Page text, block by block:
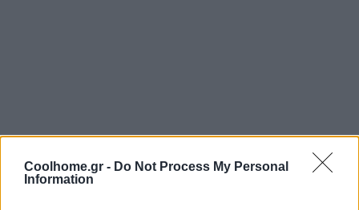
Coolhome.gr - Do Not Process My Personal
Information
Παπούτσια σε όμορφα καλάθια – Έξυπνος τρόπος να